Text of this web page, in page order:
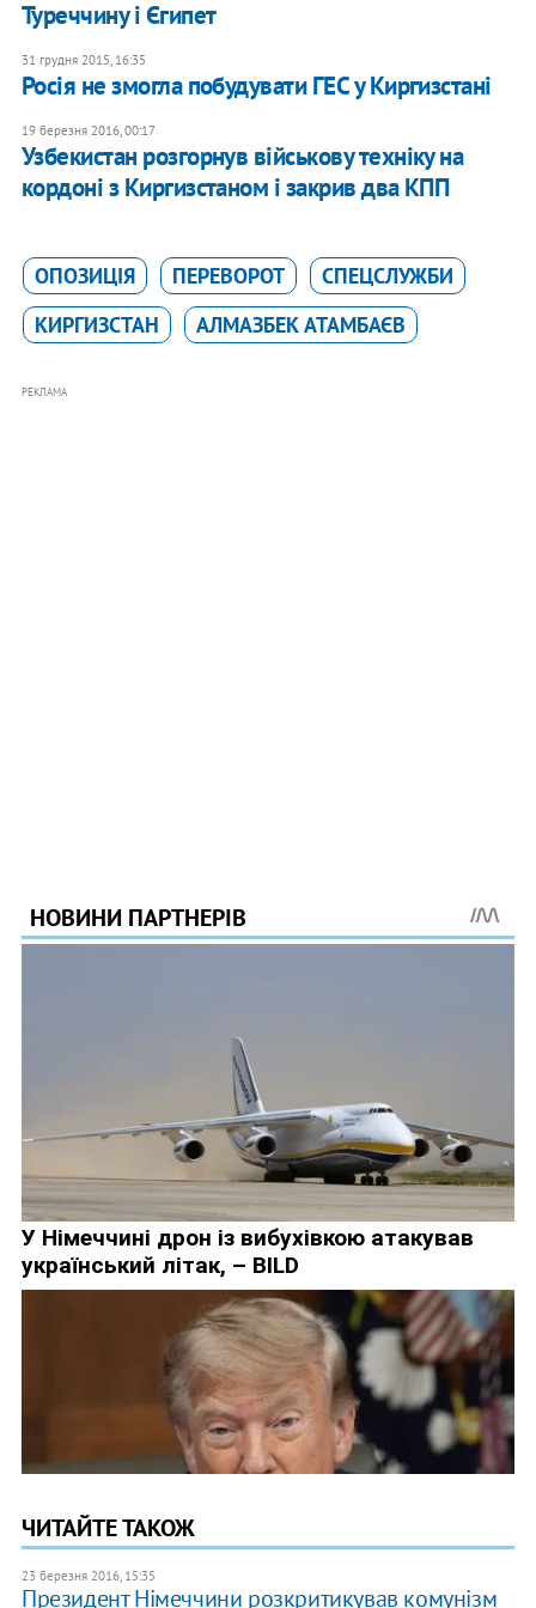
Туреччину і Єгипет
31 грудня 2015, 16:35
Росія не змогла побудувати ГЕС у Киргизстані
19 березня 2016, 00:17
Узбекистан розгорнув військову техніку на
кордоні з Киргизстаном і закрив два КПП
ОПОЗИЦІЯ ПЕРЕВОРОТ
СПЕЦСЛУЖБИ
КИРГИЗСТАН
АЛМАЗБЕК АТАМБАЄВ
РЕКЛАМА
ЧИТАЙТЕ ТАКОЖ
23 березня 2016, 15:35
Президент Німеччини розкритикував комунізм